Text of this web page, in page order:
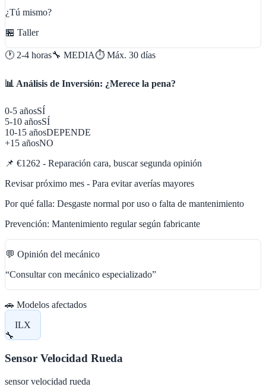
¿Tú mismo?
🏪 Taller
🕐 2-4 horas🔧 MEDIA⏱️ Máx. 30 días
📊 Análisis de Inversión: ¿Merece la pena?
0-5 añosSÍ
5-10 añosSÍ
10-15 añosDEPENDE
+15 añosNO
📌 €1262 - Reparación cara, buscar segunda opinión
Revisar próximo mes - Para evitar averías mayores
Por qué falla: Desgaste normal por uso o falta de mantenimiento
Prevención: Mantenimiento regular según fabricante
💬 Opinión del mecánico
“Consultar con mecánico especializado”
🚗 Modelos afectados
ILX
🔧
Sensor Velocidad Rueda
sensor velocidad rueda